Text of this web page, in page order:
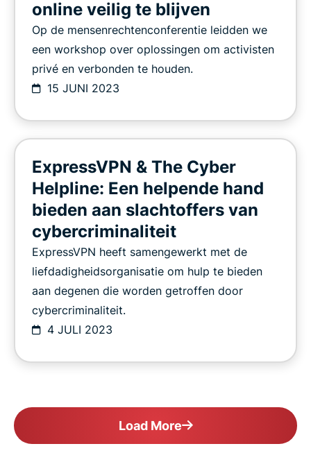
online veilig te blijven
Op de mensenrechtenconferentie leidden we
een workshop over oplossingen om activisten
privé en verbonden te houden.
15 JUNI 2023
ExpressVPN & The Cyber
Helpline: Een helpende hand
bieden aan slachtoffers van
cybercriminaliteit
ExpressVPN heeft samengewerkt met de
liefdadigheidsorganisatie om hulp te bieden
aan degenen die worden getroffen door
cybercriminaliteit.
4 JULI 2023
Load More